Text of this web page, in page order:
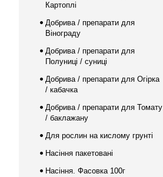
Картоплі
Добрива / препарати для
Вінограду
Добрива / препарати для
Полуниці / суниці
Добрива / препарати для Огірка
/ кабачка
Добрива / препарати для Томату
/ баклажану
Для рослин на кислому грунті
Насіння пакетовані
Насіння. Фасовка 100г